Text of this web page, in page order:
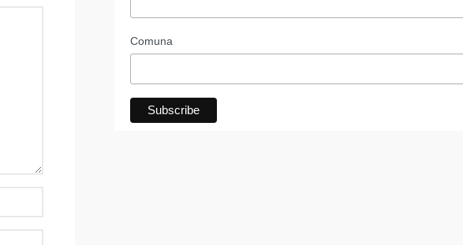
Comuna